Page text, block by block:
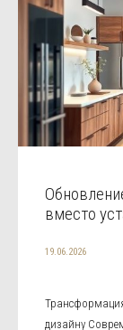
вместо
19.06.2026
дизайну